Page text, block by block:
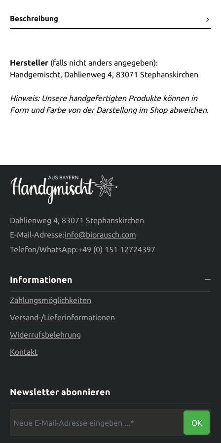
Beschreibung
Hersteller (falls nicht anders angegeben):
Handgemischt, Dahlienweg 4, 83071 Stephanskirchen
Hinweis: Unsere handgefertigten Produkte können in
Form und Farbe von der Darstellung im Shop abweichen.
Dahlienweg 4, 83071 Stephanskirchen
E-Mail-Adresse:info@biorausch.com
Telefon/WhatsApp:+49 (0) 151 12724397
Informationen
Zahlungsmöglichkeiten
Versand-/Lieferinformationen
Widerrufsbelehrung
Kontakt
Newsletter abonnieren
OK